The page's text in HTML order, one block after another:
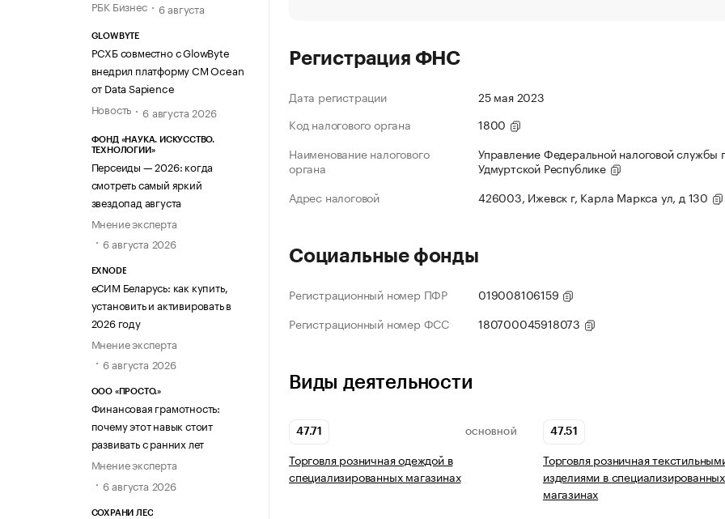
РБК Бизнес
6 августа
GLOWBYTE
РСХБ совместно с GlowByte
внедрил платформу CM Ocean
от Data Sapience
Новость
6 августа 2026
ФОНД «НАУКА. ИСКУССТВО.
ТЕХНОЛОГИИ»
Персеиды — 2026: когда
смотреть самый яркий
звездопад августа
Мнение эксперта
6 августа 2026
EXNODE
еСИМ Беларусь: как купить,
установить и активировать в
2026 году
Мнение эксперта
6 августа 2026
ООО «ПРОСТО.»
Финансовая грамотность:
почему этот навык стоит
развивать с ранних лет
Мнение эксперта
6 августа 2026
СОХРАНИ ЛЕС
Регистрация ФНС
Дата регистрации
25 мая 2023
Код налогового органа
1800
Наименование налогового
органа
Управление Федеральной налоговой службы
Удмуртской Республике
Адрес налоговой
426003, Ижевск г, Карла Маркса ул, д 130
Социальные фонды
Регистрационный номер ПФР
019008106159
Регистрационный номер ФСС
180700045918073
Виды деятельности
47.71 ОСНОВНОЙ
Торговля розничная одеждой в
специализированных магазинах
47.51
Торговля розничная
изделиями в специализированных
магазинах